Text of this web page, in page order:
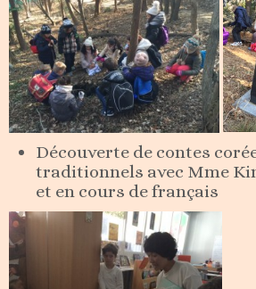
Découverte de contes
traditionnels avec Mme
et en cours de français